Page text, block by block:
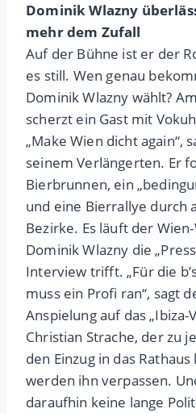
Dominik Wlazny
mehr dem Zufall
Auf der Bühne ist er der
es still. Wen genau
Dominik Wlazny wählt?
scherzt ein Gast mit
„Make Wien dicht again“,
seinem Verlängerten. Er
Bierbrunnen, ein
und eine Bierrallye durch
Bezirke. Es läuft der
Dominik Wlazny die
Interview trifft. „Für die
muss ein Profi ran“, sagt
Anspielung auf das „Ibiza-
Christian Strache, der zu
den Einzug in das
werden ihn verpassen.
daraufhin keine lange